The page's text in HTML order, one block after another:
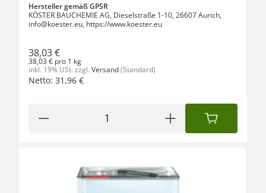
Hersteller gemäß GPSR
KÖSTER BAUCHEMIE AG, Dieselstraße 1-10, 26607 Aurich,
info@koester.eu, https://www.koester.eu
38,03 €
38,03 € pro 1 kg
inkl. 19% USt. zzgl. Versand(Standard)
Netto: 31,96 €
IN DEN